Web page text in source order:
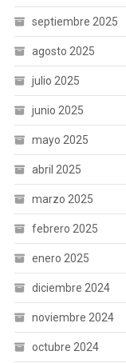
septiembre 2025
agosto 2025
julio 2025
junio 2025
mayo 2025
abril 2025
marzo 2025
febrero 2025
enero 2025
diciembre 2024
noviembre 2024
octubre 2024